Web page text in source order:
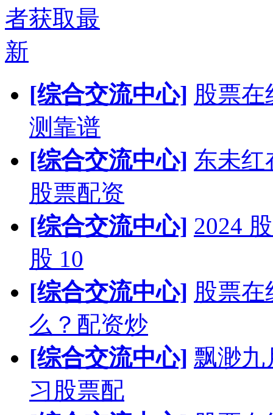
者获取最
新
[综合交流中心] 股票在
测靠谱
[综合交流中心] 东未红
股票配资
[综合交流中心] 2024
股 10
[综合交流中心] 股票
么？配资炒
[综合交流中心] 飘渺九
习股票配